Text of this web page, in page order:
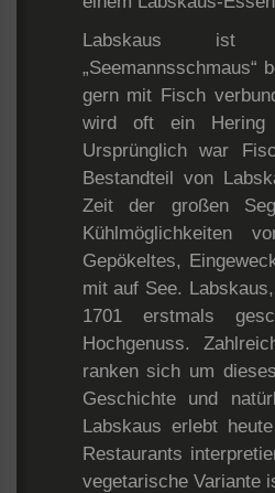
Labskaus
„Seemannsschmaus“
gern mit Fisch
wird oft ein Hering
Ursprünglich war
Bestandteil von
Zeit der großen
Kühlmöglichkeiten
Gepökeltes,
mit auf See.
1701 erstmals
Hochgenuss.
ranken sich um
Geschichte und
Labskaus erlebt
Restaurants
vegetarische Variante